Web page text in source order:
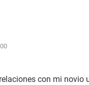
con mi novio